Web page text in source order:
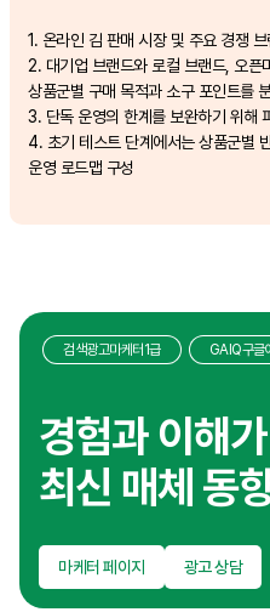
1. 온라인 김 판매 시장 및 주요 경쟁
2. 대기업 브랜드와 로컬 브랜드, 오
상품군별 구매 목적과 소구 포인트를
3. 단독 운영의 한계를 보완하기 위해
4. 초기 테스트 단계에서는 상품군별
운영 로드맵 구성
검색광고마케터1급 GAIQ구글
경험과 이해
최신 매체 동
마케터 페이지 광고 상담